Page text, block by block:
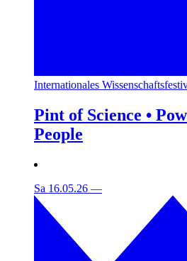
Internationales
Pint of Science •
People
Sa 16.05.26 —